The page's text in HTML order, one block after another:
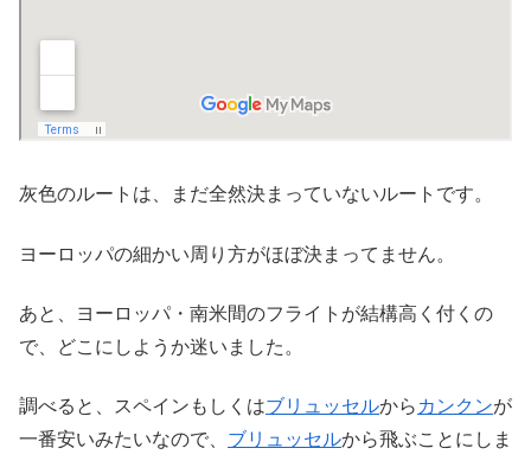
灰色のルートは、まだ全然決まっていないルートです。
ヨーロッパの細かい周り方がほぼ決まってません。
あと、ヨーロッパ・南米間のフライトが結構高く付くの
で、どこにしようか迷いました。
調べると、スペインもしくはブリュッセルから カンクンが
一番安いみたいなので、 ブリュッセルから飛ぶことにしま